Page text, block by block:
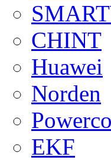
CHINT
Huawei
Norden
EKF